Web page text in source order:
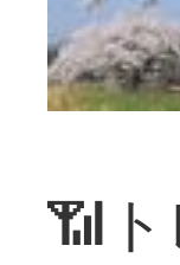
📶